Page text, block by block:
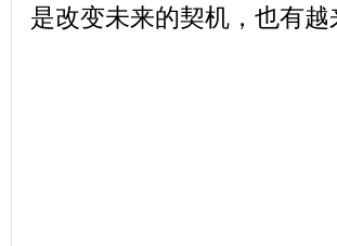
是改变未来的契机，也有